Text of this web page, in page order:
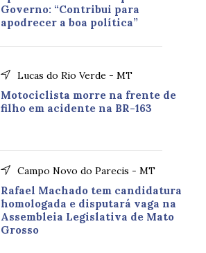
Governo: “Contribui para
apodrecer a boa política”
Lucas do Rio Verde - MT
Motociclista morre na frente de
filho em acidente na BR-163
Campo Novo do Parecis - MT
Rafael Machado tem candidatura
homologada e disputará vaga na
Assembleia Legislativa de Mato
Grosso